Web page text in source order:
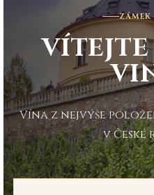
Vína z nejvýše
v České